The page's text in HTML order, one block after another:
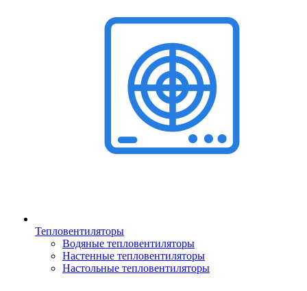
Тепловентиляторы
Водяные тепловентиляторы
Настенные тепловентиляторы
Настольные тепловентиляторы